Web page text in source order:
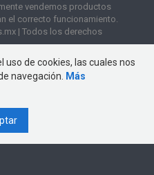
vendemos productos
el correcto funcionamiento.
| Todos los derechos
de cookies, las cuales nos
navegación.
Más